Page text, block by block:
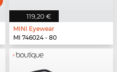
119,20 €
MINI Eyewear
MI 746024 - 80